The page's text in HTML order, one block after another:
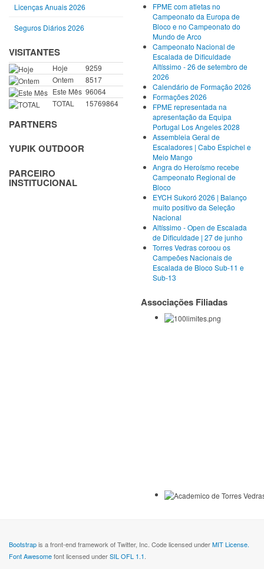
Licenças Anuais 2026
Seguros Diários 2026
VISITANTES
Hoje
9259
Ontem
8517
Este Mês 96064
TOTAL
15769864
PARTNERS
YUPIK OUTDOOR
PARCEIRO
INSTITUCIONAL
FPME com atletas no
Campeonato da Europa de
Bloco e no Campeonato do
Mundo de Arco
Campeonato Nacional de
Escalada de Dificuldade
Altíssimo - 26 de setembro de
2026
Calendário de Formação 2026
Formações 2026
FPME representada na
apresentação da Equipa
Portugal Los Angeles 2028
Assembleia Geral de
Escaladores | Cabo Espichel e
Meio Mango
Angra do Heroísmo recebe
Campeonato Regional de
Bloco
EYCH Sukoró 2026 | Balanço
muito positivo da Seleção
Nacional
Altíssimo - Open de Escalada
de Dificuldade | 27 de junho
Torres Vedras coroou os
Campeões Nacionais de
Escalada de Bloco Sub-11 e
Sub-13
Associações Filiadas
Bootstrapis a front-end framework of Twitter, Inc. Code licensed underMIT License.
Font Awesomefont licensed underSIL OFL 1.1